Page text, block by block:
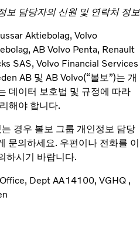
보 담당자의 신원 및 연락처 정보
Aktiebolag, Volvo
AB Volvo Penta, Renault
SAS, Volvo Financial Services
AB 및 AB Volvo(“볼보”)는 개
데이터 보호법 및 규정에 따라
해야 합니다.
경우 볼보 그룹 개인정보 담당
문의하세요. 우편이나 전화를 이
하시기 바랍니다.
Dept AA14100, VGHQ ,